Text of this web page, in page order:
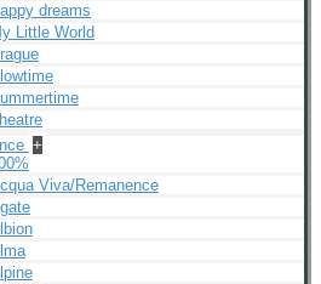
dreams
Little World
+
Viva/Remanence